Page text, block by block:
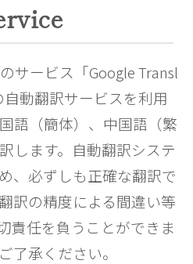
サービス「Google Transl
動翻訳サービスを利用
語（簡体）、中国語（繁
します。自動翻訳システ
、必ずしも正確な翻訳で
訳の精度による間違い等
責任を負うことができま
了承ください。